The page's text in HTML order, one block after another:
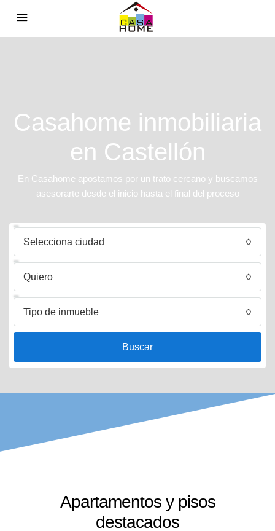
Casahome inmobiliaria
en Castellón
En Casahome apostamos por un trato cercano y buscamos
asesorarte desde el inicio hasta el final del proceso
Selecciona ciudad
Quiero
Tipo de inmueble
Buscar
Apartamentos y pisos
destacados